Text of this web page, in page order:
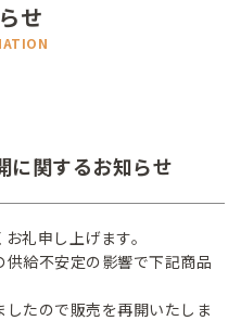
せ
に関するお知らせ
礼申し上げます。
給不安定の影響で下記商品
たので販売を再開いたしま